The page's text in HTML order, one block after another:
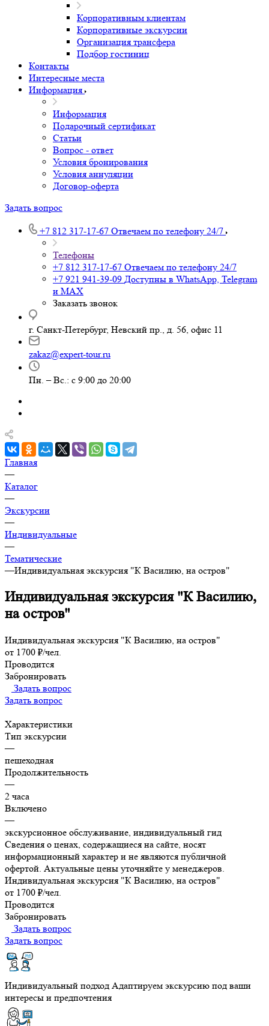
Корпоративным клиентам
Корпоративные экскурсии
Организация трансфера
Подбор гостиниц
Контакты
Интересные места
Информация
Информация
Подарочный сертификат
Статьи
Вопрос - ответ
Условия бронирования
Условия аннуляции
Договор-оферта
Задать вопрос
+7 812 317-17-67 Отвечаем по телефону 24/7
Телефоны
+7 812 317-17-67 Отвечаем по телефону 24/7
+7 921 941-39-09 Доступны в WhatsApp, Telegram
и MAX
Заказать звонок
г. Санкт-Петербург, Невский пр., д. 56, офис 11
zakaz@expert-tour.ru
Пн. – Вс.: с 9:00 до 20:00
Главная
—
Каталог
—
Экскурсии
—
Индивидуальные
—
Тематические
—Индивидуальная экскурсия "К Василию, на остров"
Индивидуальная экскурсия "К Василию,
на остров"
Индивидуальная экскурсия "К Василию, на остров"
от 1700 ₽/чел.
Проводится
Забронировать
Задать вопрос
Задать вопрос
Характеристики
Тип экскурсии
—
пешеходная
Продолжительность
—
2 часа
Включено
—
экскурсионное обслуживание, индивидуальный гид
Сведения о ценах, содержащиеся на сайте, носят
информационный характер и не являются публичной
офертой. Актуальные цены уточняйте у менеджеров.
Индивидуальная экскурсия "К Василию, на остров"
от 1700 ₽/чел.
Проводится
Забронировать
Задать вопрос
Задать вопрос
Индивидуальный подход Адаптируем экскурсию под ваши
интересы и предпочтения